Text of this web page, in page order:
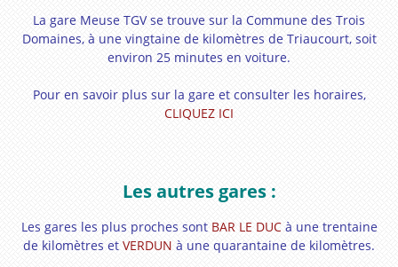
La gare Meuse TGV se trouve sur la Commune des Trois
Domaines, à une vingtaine de kilomètres de Triaucourt, soit
environ 25 minutes en voiture.
Pour en savoir plus sur la gare et consulter les horaires,
CLIQUEZ ICI
Les autres gares :
Les gares les plus proches sont BAR LE DUCà une trentaine
de kilomètres et VERDUN à une quarantaine de kilomètres.